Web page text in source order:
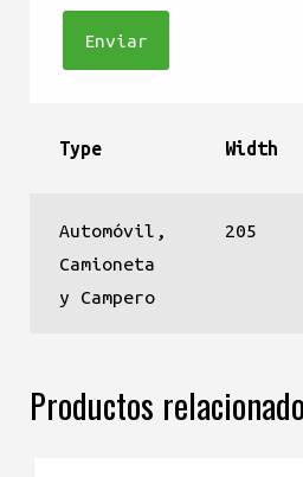
Type Width
Automóvil,
Camioneta
y Campero
205
Productos